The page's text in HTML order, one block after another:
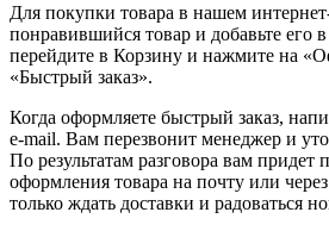
Для покупки товара в нашем
понравившийся товар и добавьте его
перейдите в Корзину и нажмите на
«Быстрый заказ».
Когда оформляете быстрый заказ,
e-mail. Вам перезвонит менеджер и
По результатам разговора вам придет
оформления товара на почту или
только ждать доставки и радоваться